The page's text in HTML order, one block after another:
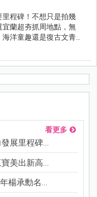
程碑！不想只是拍幾
蘭超夯抓周地點，無
洋童趣還是復古文青
看更多
展里程碑...
美出新高...
楊承勳名...